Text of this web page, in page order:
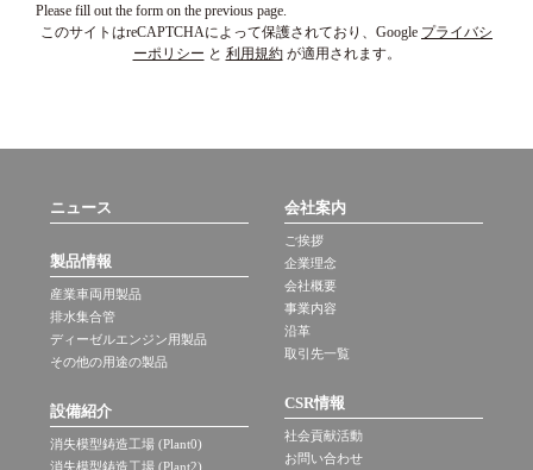
Please fill out the form on the previous page.
このサイトはreCAPTCHAによって保護されており、Google プライバシ
ーポリシー と 利用規約が適用されます。
ニュース
製品情報
産業車両用製品
排水集合管
ディーゼルエンジン用製品
その他の用途の製品
設備紹介
消失模型鋳造工場 (Plant0)
消失模型鋳造工場 (Plant2)
会社案内
ご挨拶
企業理念
会社概要
事業内容
沿革
取引先一覧
CSR情報
社会貢献活動
お問い合わせ